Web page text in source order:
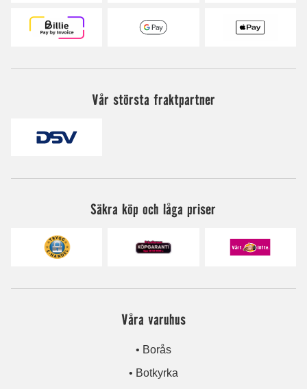
Vår största fraktpartner
Säkra köp och låga priser
Våra varuhus
• Borås
• Botkyrka